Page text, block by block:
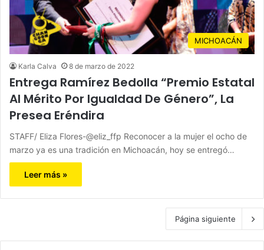
MICHOACÁN
Karla Calva 8 de marzo de 2022
Entrega Ramírez Bedolla “Premio Estatal
Al Mérito Por Igualdad De Género”, La
Presea Eréndira
STAFF/ Eliza Flores-@eliz_ffp Reconocer a la mujer el ocho de
marzo ya es una tradición en Michoacán, hoy se entregó…
Leer más »
Página siguiente